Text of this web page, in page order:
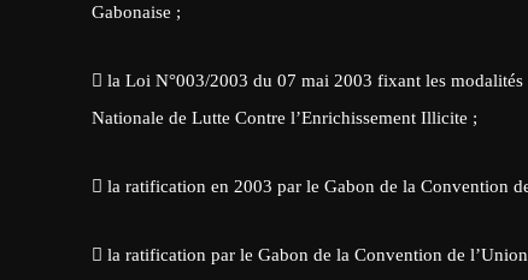
Gabonaise ;
 la Loi N°003/2003 du 07 mai 2003 fixant les
Nationale de Lutte Contre l’Enrichissement Illicite ;
 la ratification en 2003 par le Gabon de la Convention
 la ratification par le Gabon de la Convention de